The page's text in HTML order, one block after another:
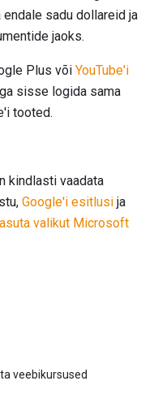
sadu dollareid ja
jaoks.
Plus või YouTube'i
sisse logida sama
tooted.
kindlasti vaadata
Google'i esitlusi ja
valikut Microsoft
veebikursused